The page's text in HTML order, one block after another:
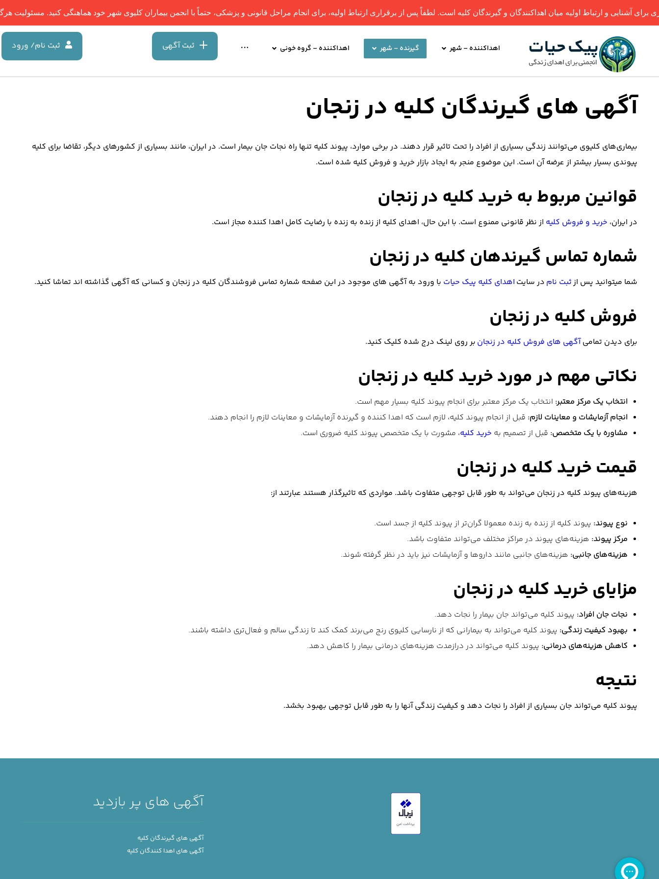
ثبت آگهی اهداکننده – شهر گیرنده – شهر اهداکننده – گروه خونی ثبت نام/ ورود
آگهی های گیرندگان کلیه در زنجان
بیماری‌های کلیوی می‌توانند زندگی بسیاری از افراد را تحت تاثیر قرار دهند. در برخی موارد، پیوند کلیه تنها راه نجات جان بیمار است. در ایران، مانند بسیاری از کشورهای دیگر، تقاضا برای کلیه
پیوندی بسیار بیشتر از عرضه آن است. این موضوع منجر به ایجاد بازار خرید و فروش کلیه شده است.
قوانین مربوط به خرید کلیه در زنجان
در ایران، خرید و فروش کلیه از نظر قانونی ممنوع است. با این حال، اهدای کلیه از زنده به زنده با رضایت کامل اهدا کننده مجاز است.
شماره تماس گیرندهان کلیه در زنجان
شما میتوانید پس ازثبت نام در سایت اهدای کلیه پیک حیات با ورود به آگهی های موجود در این صفحه شماره تماس فروشندگان کلیه در زنجان و کسانی که آگهی گذاشته اند تماشا کنید.
فروش کلیه در زنجان
برای دیدن تمامیآگهی های فروش کلیه در زنجان بر روی لینک درج شده کلیک کنید.
نکاتی مهم در مورد خرید کلیه در زنجان
انتخاب یک مرکز معتبر: انتخاب یک مرکز معتبر برای انجام پیوند کلیه بسیار مهم است.
انجام آزمایشات و معاینات لازم: قبل از انجام پیوند کلیه، لازم است که اهدا کننده و گیرنده آزمایشات و معاینات لازم را انجام دهند.
مشاوره با یک متخصص: قبل از تصمیم به خرید کلیه، مشورت با یک متخصص پیوند کلیه ضروری است.
قیمت خرید کلیه در زنجان
هزینه‌های پیوند کلیه در زنجان می‌تواند به طور قابل توجهی متفاوت باشد. مواردی که تاثیرگذار هستند عبارتند از:
نوع پیوند: پیوند کلیه از زنده به زنده معمولا گران‌تر از پیوند کلیه از جسد است.
مرکز پیوند: هزینه‌های پیوند در مراکز مختلف می‌تواند متفاوت باشد.
هزینه‌های جانبی: هزینه‌های جانبی مانند داروها و آزمایشات نیز باید در نظر گرفته شوند.
مزایای خرید کلیه در زنجان
نجات جان افراد: پیوند کلیه می‌تواند جان بیمار را نجات دهد.
بهبود کیفیت زندگی: پیوند کلیه می‌تواند به بیمارانی که از نارسایی کلیوی رنج می‌برند کمک کند تا زندگی سالم و فعال‌تری داشته باشند.
کاهش هزینه‌های درمانی: پیوند کلیه می‌تواند در درازمدت هزینه‌های درمانی بیمار را کاهش دهد.
نتیجه
پیوند کلیه می‌تواند جان بسیاری از افراد را نجات دهد و کیفیت زندگی آنها را به طور قابل توجهی بهبود بخشد.
آگهی های پر بازدید
آگهی های گیرندگان کلیه
آگهی های اهدا کنندگان کلیه
و ارتباط اولیه میان اهداکنندگان و گیرندگان کلیه است. لطفاً پس از برقراری ارتباط اولیه، برای انجام مراحل قانونی و پزشکی، حتماً با انجمن بیماران کلیوی شهر خود هماهنگی کنید. مسئولیت